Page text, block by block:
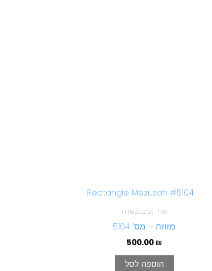
mezuzot-he
מזוזה – מס’ 5104
500.00₪
הוספה לסל